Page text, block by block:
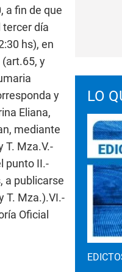
a fin de que
día
hs), en
(art.65, y
y
Eliana,
mediante
T. Mza.V.-
punto II.-
a publicarse
T. Mza.).VI.-
Oficial
LO